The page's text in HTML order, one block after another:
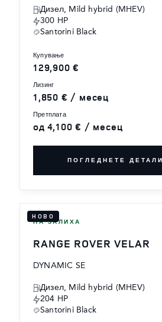
Дизел, Mild hybrid (MHEV)
300 HP
Santorini Black
купување
129,900 €
лизинг
1,850 € / месец
претплата
од 4,100 € / месец
ПОГЛЕДНЕТЕ ДЕТАЛИ
НОВО
НА ЗАЛИХА
RANGE ROVER VELAR
DYNAMIC SE
Дизел, Mild hybrid (MHEV)
204 HP
Santorini Black